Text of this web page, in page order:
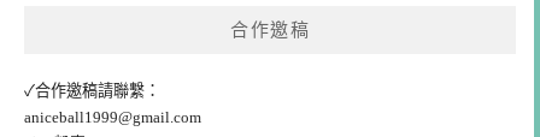
合作邀稿
✓合作邀稿請聯繫：
aniceball1999@gmail.com